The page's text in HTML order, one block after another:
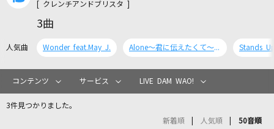
カラオケリクエスト
[ クレンチアンドブリスタ ]
3曲
人気曲 Wonder feat.May J. Alone～君に伝えたくて～with MAYO Stands
コンテンツ サービス LIVE DAM WAO!
3件見つかりました。
新着順 人気順 50音順